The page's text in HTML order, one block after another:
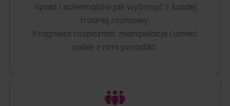
ripost i schematów jak wybrnąć z każdej
trudnej rozmowy.
Pragniesz rozpoznać manipulacje i umieć
sobie z nimi poradzić.